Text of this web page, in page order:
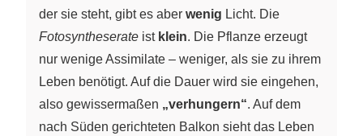
der sie steht, gibt es aber wenig Licht. Die
Fotosyntheserate ist klein. Die Pflanze erzeugt
nur wenige Assimilate – weniger, als sie zu ihrem
Leben benötigt. Auf die Dauer wird sie eingehen,
also gewissermaßen „verhungern“. Auf dem
nach Süden gerichteten Balkon sieht das Leben